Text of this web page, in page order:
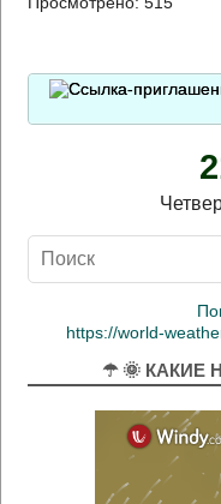
https://world-
☂ 🌞 КАКИЕ